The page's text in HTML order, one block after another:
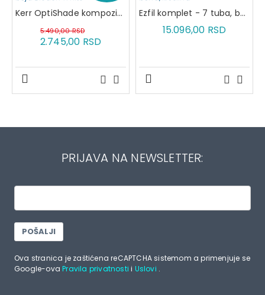
Kerr OptiShade kompozit - boja Bleach White
2.745,00 RSD
5.490,00 RSD
Ezfil komplet - 7 tuba, bond, kiselina
15.096,00 RSD
PRIJAVA NA NEWSLETTER:
POŠALJI
Ova stranica je zaštićena reCAPTCHA sistemom a primenjuje se
Google-ovaPravila privatnosti i Uslovi .